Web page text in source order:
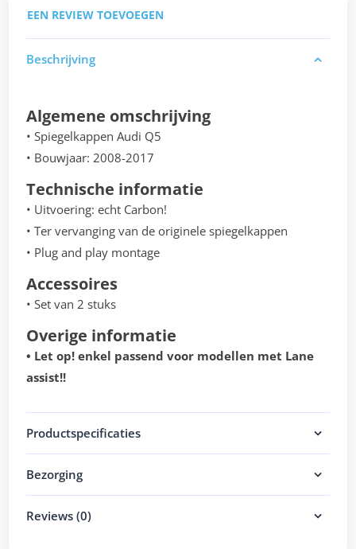
EEN REVIEW TOEVOEGEN
Beschrijving
Algemene omschrijving
• Spiegelkappen Audi Q5
• Bouwjaar: 2008-2017
Technische informatie
• Uitvoering: echt Carbon!
• Ter vervanging van de originele spiegelkappen
• Plug and play montage
Accessoires
• Set van 2 stuks
Overige informatie
• Let op! enkel passend voor modellen met Lane
assist!!
Productspecificaties
Bezorging
Reviews (0)